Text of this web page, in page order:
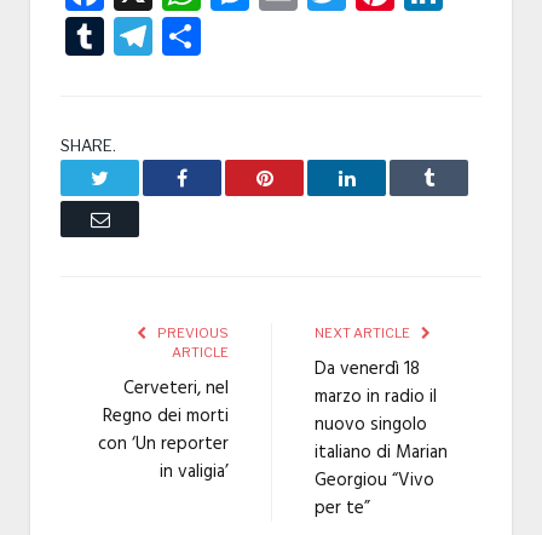
TumblrTelegram
SHARE.
Facebook Pinterest LinkedIn Tumblr
Email
PREVIOUS
ARTICLE
Cerveteri, nel
Regno dei morti
con ‘Un reporter
in valigia’
NEXT ARTICLE
Da venerdì 18
marzo in radio il
nuovo singolo
italiano di Marian
Georgiou “Vivo
per te”